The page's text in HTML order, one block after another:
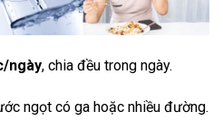
ngày, chia đều trong ngày.
ngọt có ga hoặc nhiều đường.